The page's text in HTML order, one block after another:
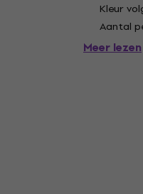
Kleur
Aantal
Meer lezen